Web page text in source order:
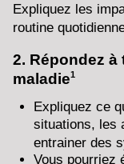
Expliquez les
routine
2. Répondez
maladie1
Expliquez ce
situations, les
entrainer des
Vous pourriez